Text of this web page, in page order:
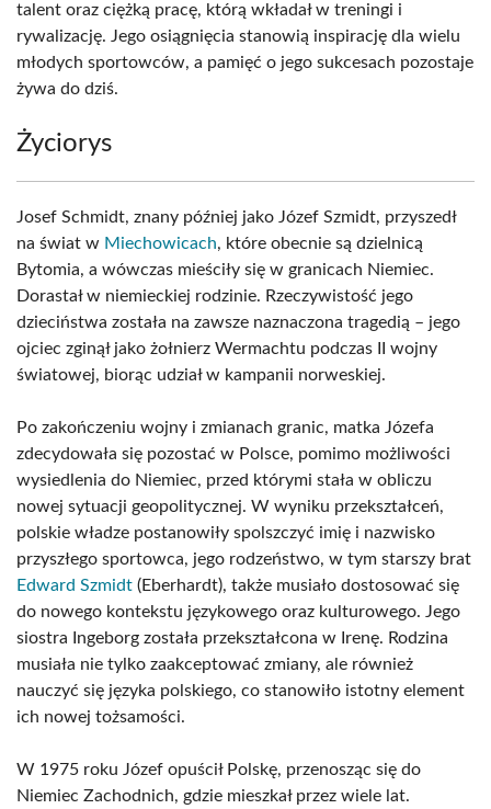
talent oraz ciężką pracę, którą wkładał w treningi i
rywalizację. Jego osiągnięcia stanowią inspirację dla wielu
młodych sportowców, a pamięć o jego sukcesach pozostaje
żywa do dziś.
Życiorys
Josef Schmidt, znany później jako Józef Szmidt, przyszedł
na świat w Miechowicach, które obecnie są dzielnicą
Bytomia, a wówczas mieściły się w granicach Niemiec.
Dorastał w niemieckiej rodzinie. Rzeczywistość jego
dzieciństwa została na zawsze naznaczona tragedią – jego
ojciec zginął jako żołnierz Wermachtu podczas II wojny
światowej, biorąc udział w kampanii norweskiej.
Po zakończeniu wojny i zmianach granic, matka Józefa
zdecydowała się pozostać w Polsce, pomimo możliwości
wysiedlenia do Niemiec, przed którymi stała w obliczu
nowej sytuacji geopolitycznej. W wyniku przekształceń,
polskie władze postanowiły spolszczyć imię i nazwisko
przyszłego sportowca, jego rodzeństwo, w tym starszy brat
Edward Szmidt (Eberhardt), także musiało dostosować się
do nowego kontekstu językowego oraz kulturowego. Jego
siostra Ingeborg została przekształcona w Irenę. Rodzina
musiała nie tylko zaakceptować zmiany, ale również
nauczyć się języka polskiego, co stanowiło istotny element
ich nowej tożsamości.
W 1975 roku Józef opuścił Polskę, przenosząc się do
Niemiec Zachodnich, gdzie mieszkał przez wiele lat.